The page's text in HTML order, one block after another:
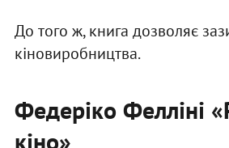
До того ж, книга дозволяє
кіновиробництва.
Федеріко Фелліні
кіно»